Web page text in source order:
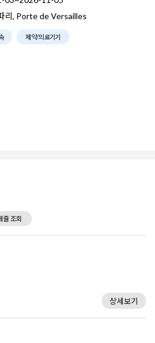
리, Porte de Versailles
제약/의료기기
쥴 조회
상세보기